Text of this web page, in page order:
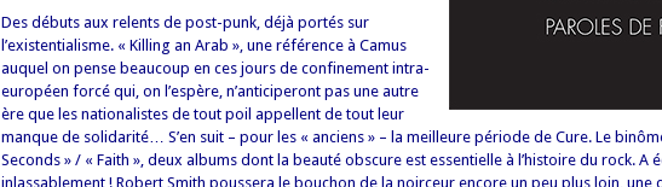
Des débuts aux relents de post-punk, déjà portés sur
l’existentialisme. « Killing an Arab », une référence à Camus
auquel on pense beaucoup en ces jours de confinement intra-
européen forcé qui, on l’espère, n’anticiperont pas une autre
ère que les nationalistes de tout poil appellent de tout leur
manque de solidarité… S’en suit – pour les « anciens » – la meilleure période de Cure. Le
Seconds » / « Faith », deux albums dont la beauté obscure est essentielle à l’histoire du rock. A
inlassablement ! Robert Smith poussera le bouchon de la noirceur encore un peu plus loin, une